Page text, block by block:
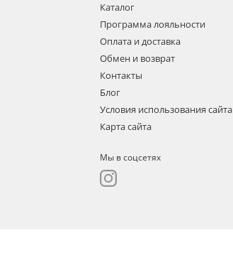
Каталог
Программа лояльности
Оплата и доставка
Обмен и возврат
Контакты
Блог
Условия использования сайта
Карта сайта
Мы в соцсетях